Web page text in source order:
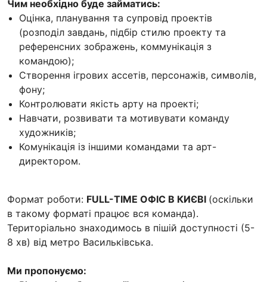
Чим необхідно буде займатись:
Оцінка, планування та супровід проектів
(розподіл завдань, підбір стилю проекту та
референсних зображень, коммунікація з
командою);
Створення ігрових ассетів, персонажів, символів,
фону;
Контролювати якість арту на проекті;
Навчати, розвивати та мотивувати команду
художників;
Комунікація із іншими командами та арт-
директором.
Формат роботи: FULL-TIME ОФІС В КИЄВІ (оскільки
в такому форматі працює вся команда).
Територіально знаходимось в пішій доступності (5-
8 хв) від метро Васильківська.
Ми пропонуємо: